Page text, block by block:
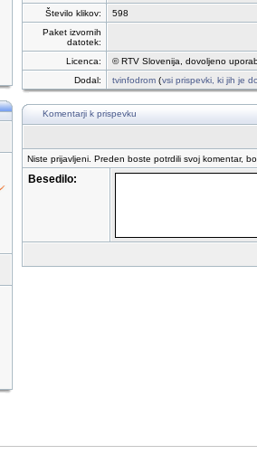
Število klikov:
598
Paket izvornih
datotek:
Licenca:
© RTV Slovenija, dovoljeno
Dodal:
tvinfodrom (vsi prispevki, ki jih je
Komentarji k prispevku
Niste prijavljeni. Preden boste potrdili svoj komentar,
Besedilo: